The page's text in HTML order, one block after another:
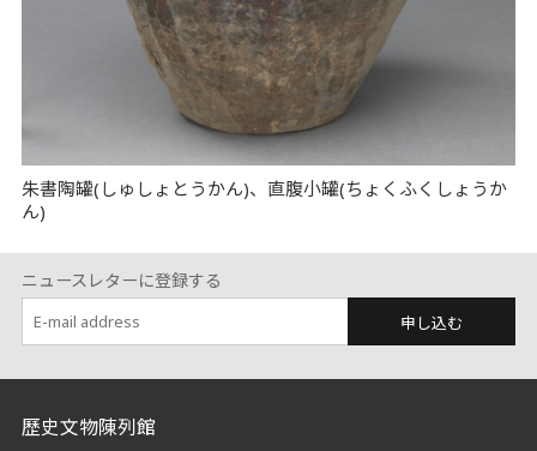
朱書陶罐(しゅしょとうかん)、直腹小罐(ちょくふくしょうか
ん)
ニュースレターに登録する
申し込む
:::
歷史文物陳列館